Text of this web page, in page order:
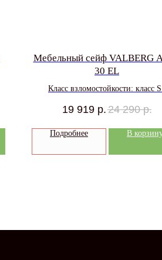
Мебельный сейф VALBERG
30 EL
Класс взломостойкости: класс
19 919 р.24 290 р.
Подробнее В